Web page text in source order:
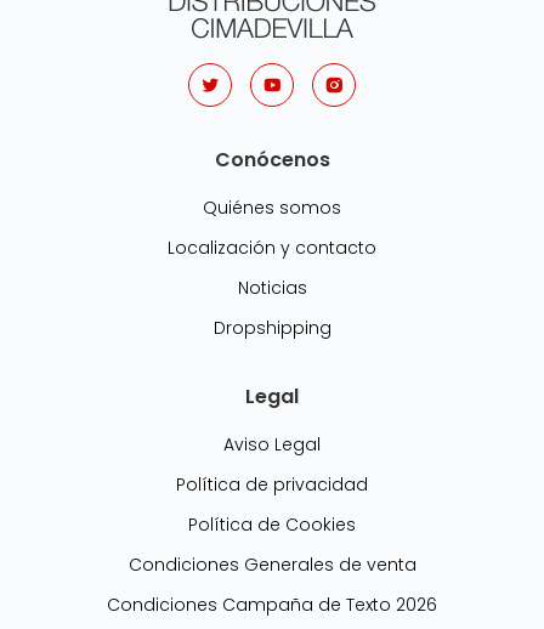
Conócenos
Quiénes somos
Localización y contacto
Noticias
Dropshipping
Legal
Aviso Legal
Política de privacidad
Política de Cookies
Condiciones Generales de venta
Condiciones Campaña de Texto 2026